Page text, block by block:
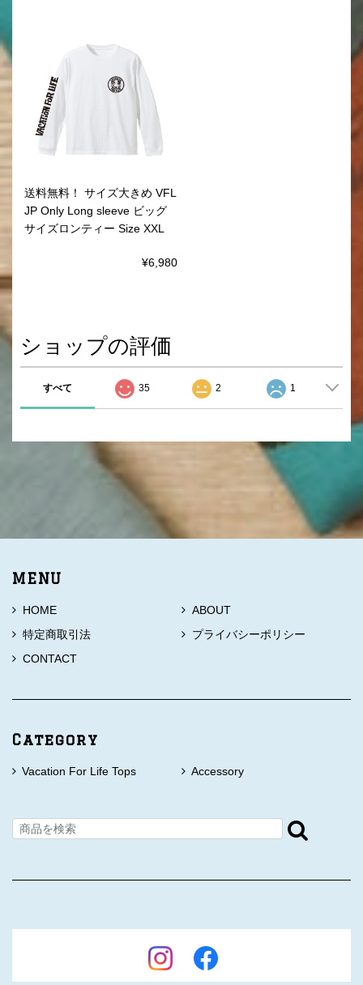
送料無料！ サイズ大きめ VFL
JP Only Long sleeve ビッグ
サイズロンティー Size XXL
¥6,980
ショップの評価
すべて 35 2 1
MENU
HOME
ABOUT
特定商取引法
プライバシーポリシー
CONTACT
Category
Vacation For Life Tops Accessory